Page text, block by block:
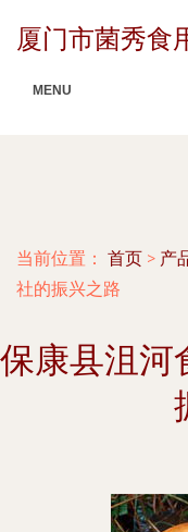
厦门市菌秀食
MENU
当前位置： 首页 > 产
社的振兴之路
保康县沮河